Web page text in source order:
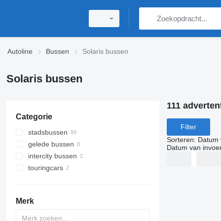
Autoline Bussen Solaris bussen
Solaris bussen
Categorie
stadsbussen
gelede bussen
intercity bussen
touringcars
Merk
111
Filter
Sorteren: Datum
Datum van